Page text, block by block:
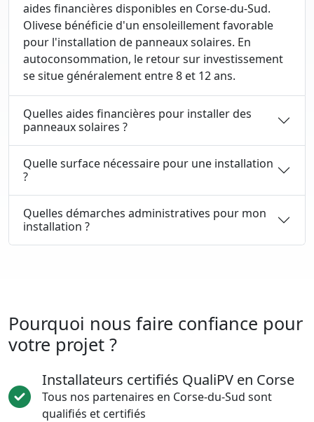
aides financières disponibles en Corse-du-Sud.
Olivese bénéficie d'un ensoleillement favorable
pour l'installation de panneaux solaires. En
autoconsommation, le retour sur investissement
se situe généralement entre 8 et 12 ans.
Quelles aides financières pour installer des
panneaux solaires ?
Quelle surface nécessaire pour une installation
?
Quelles démarches administratives pour mon
installation ?
Pourquoi nous faire confiance pour
votre projet ?
Installateurs certifiés QualiPV en Corse
Tous nos partenaires en Corse-du-Sud sont
qualifiés et certifiés